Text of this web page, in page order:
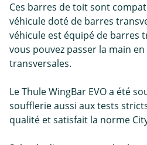
Ces barres de toit sont
véhicule doté de barres
véhicule est équipé de barres
vous pouvez passer la main
transversales.
Le Thule WingBar EVO a été
soufflerie aussi aux tests
qualité et satisfait la norme